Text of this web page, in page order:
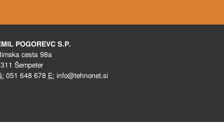
POGOREVC S.P.
cesta 98a
Šempeter
051 648 678 E: info@tehnonet.si